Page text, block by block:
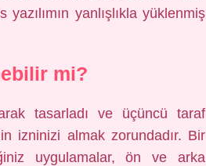
yanlışlıkla yüklenmiş
mi?
tasarladı ve üçüncü taraf
izninizi almak zorundadır. Bir
uygulamalar, ön ve arka